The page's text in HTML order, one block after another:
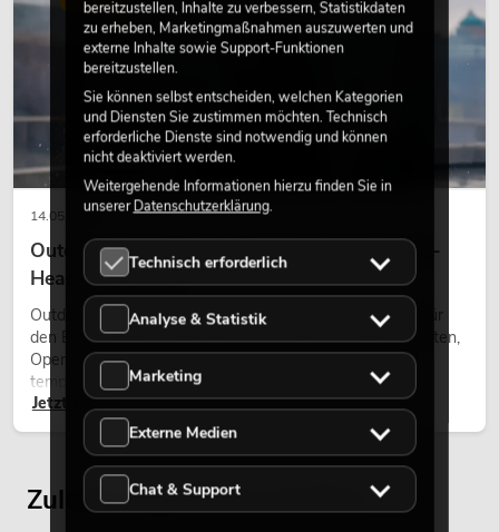
14.05.2026
Outdoor Moving-Heads: Wetterfeste Moving-
Heads bei Events
Outdoor Moving-Heads sind bewegliche Scheinwerfer für
den Einsatz im Freien. Sie werden bei Festivals, Stadtfesten,
Open-Air-Konzerten, Architekturinszenierungen und
temporären Außeninstallationen eingesetzt.
Jetzt lesen
Zuletzt angesehene Artikel
bereitzustellen, Inhalte zu verbessern, Statistikdaten
zu erheben, Marketingmaßnahmen auszuwerten und
externe Inhalte sowie Support-Funktionen
bereitzustellen.
Sie können selbst entscheiden, welchen Kategorien
und Diensten Sie zustimmen möchten. Technisch
erforderliche Dienste sind notwendig und können
nicht deaktiviert werden.
Weitergehende Informationen hierzu finden Sie in
unsererDatenschutzerklärung.
Technisch erforderlich
Analyse & Statistik
Marketing
Externe Medien
Chat & Support